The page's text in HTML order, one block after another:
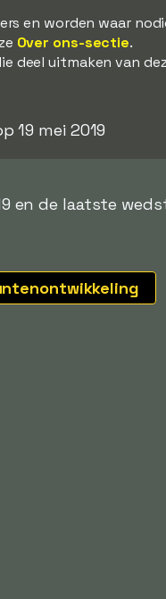
en worden waar
Over ons-sectie.
deel uitmaken van
19 mei 2019
en de laatste